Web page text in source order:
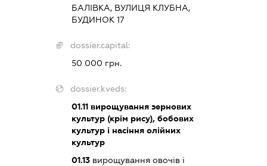
БАЛІВКА, ВУЛИЦЯ КЛУБНА,
БУДИНОК 17
dossier.capital:
50 000 грн.
dossier.kveds:
01.11 вирощування зернових
культур (крім рису), бобових
культур і насіння олійних
культур
01.13 вирощування овочів і